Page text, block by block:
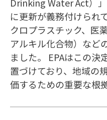
Drinking Water Act）
に更新が義務付けられ
クロプラスチック、医
アルキル化合物）など
ました。 EPAはこの決
置づけており、地域の
価するための重要な根